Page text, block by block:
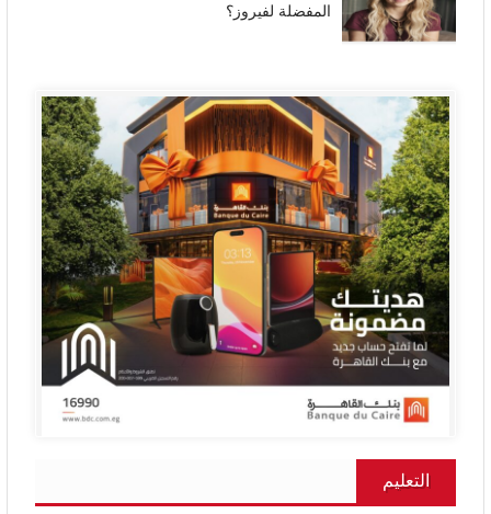
المفضلة لفيروز؟
التعليم